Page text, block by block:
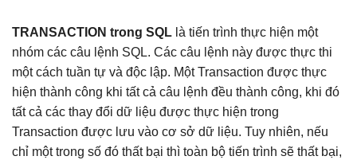
TRANSACTION trong SQL là tiến trình thực hiện một
nhóm các câu lệnh SQL. Các câu lệnh này được thực thi
một cách tuần tự và độc lập. Một Transaction được thực
hiện thành công khi tất cả câu lệnh đều thành công, khi đó
tất cả các thay đổi dữ liệu được thực hiện trong
Transaction được lưu vào cơ sở dữ liệu. Tuy nhiên, nếu
chỉ một trong số đó thất bại thì toàn bộ tiến trình sẽ thất bại,